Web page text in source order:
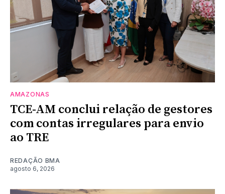
AMAZONAS
TCE-AM conclui relação de gestores
com contas irregulares para envio
ao TRE
REDAÇÃO BMA
agosto 6, 2026